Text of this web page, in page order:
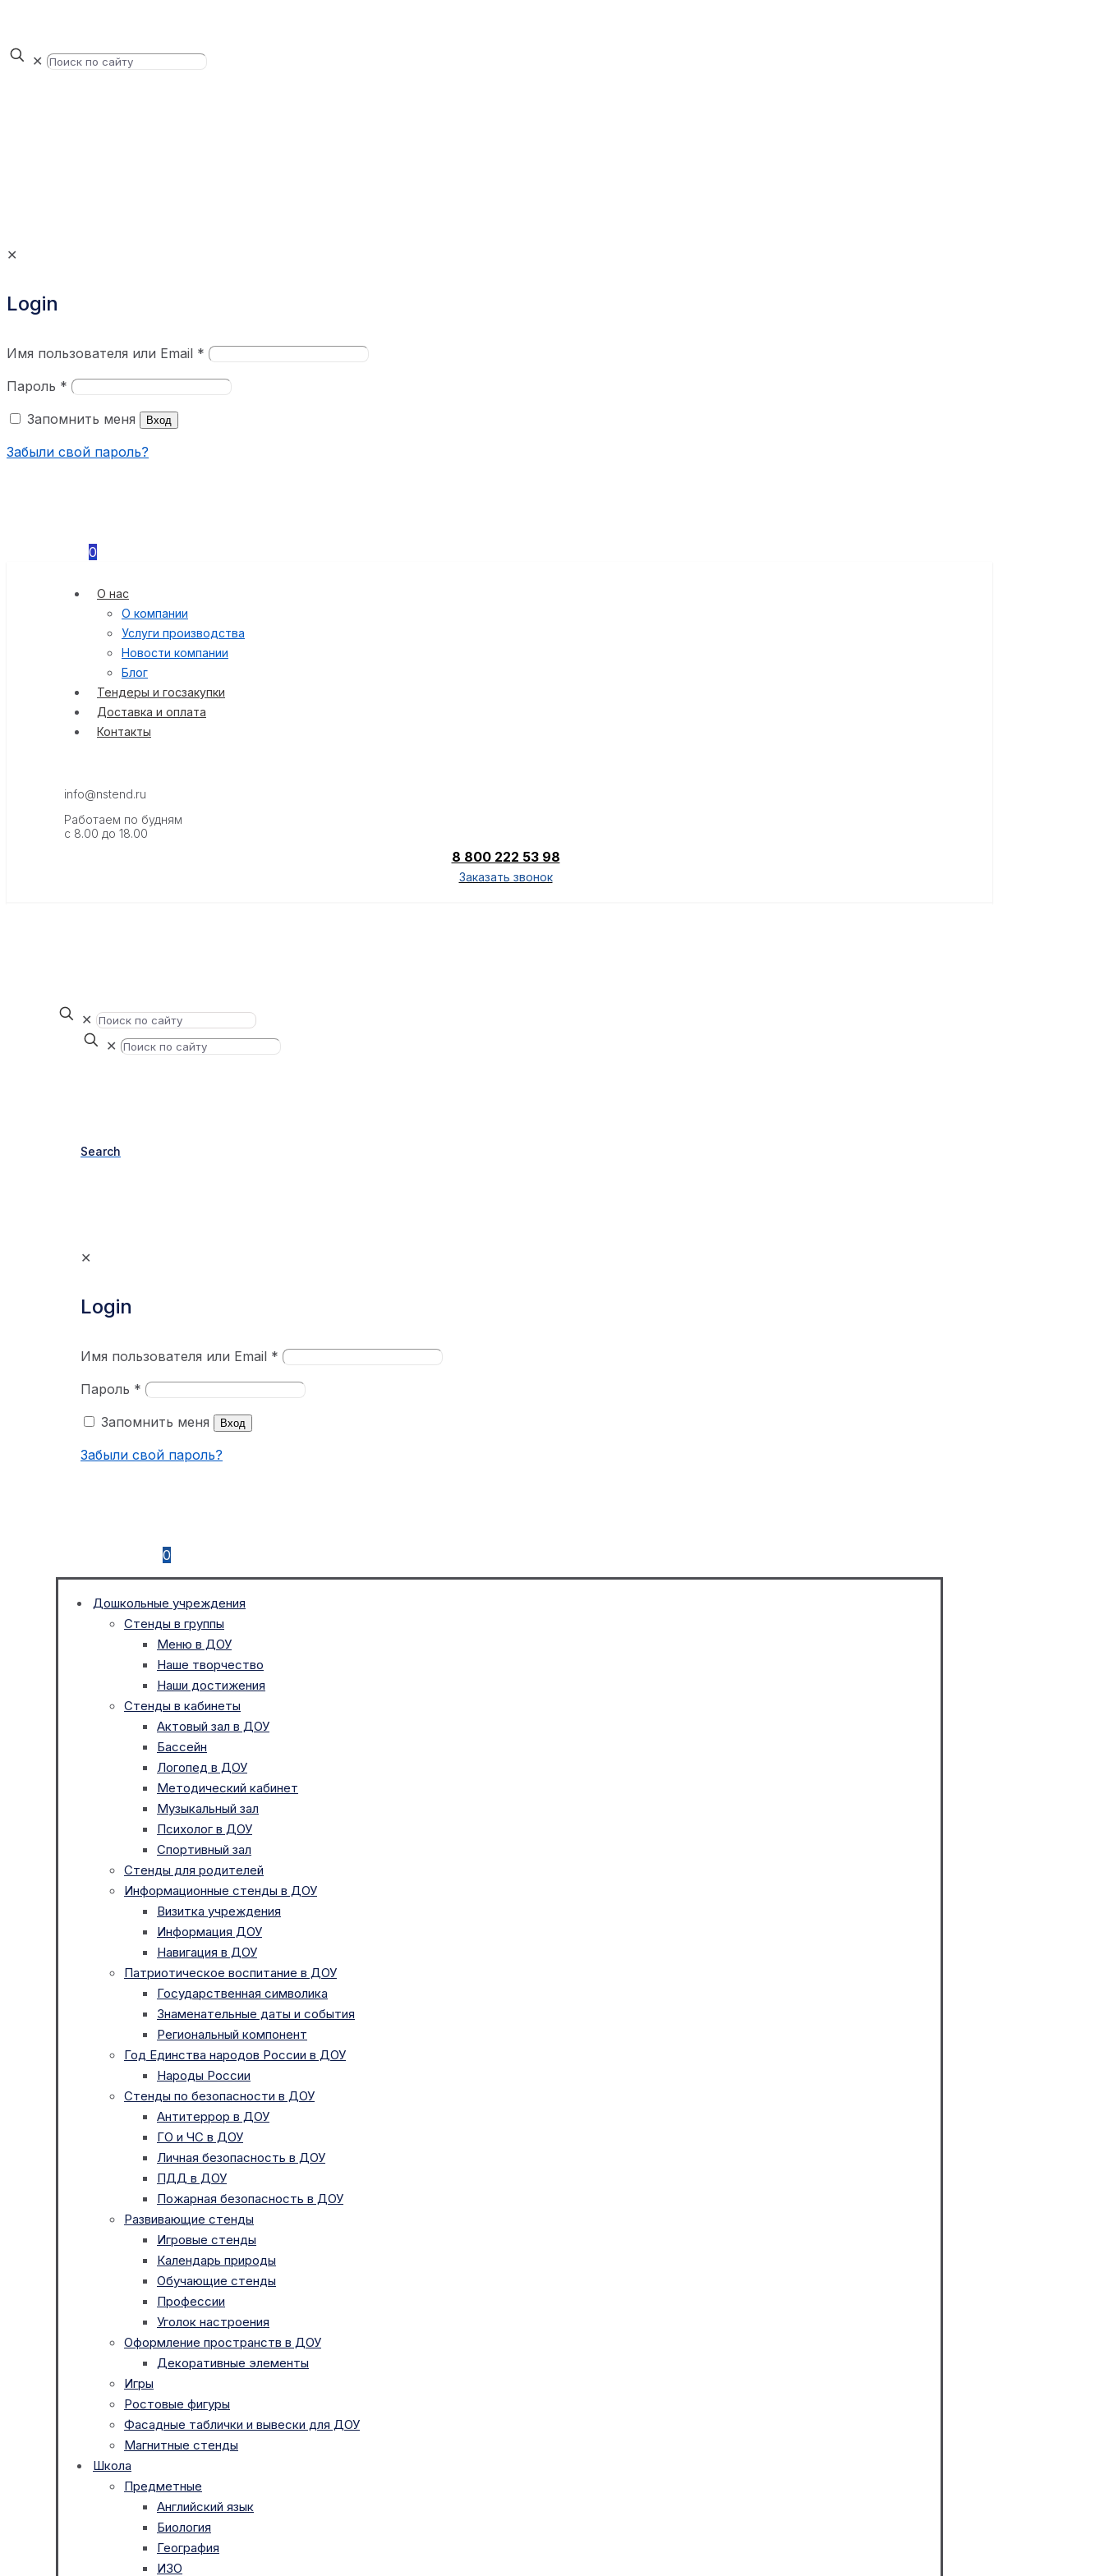
✕
✕
Login
Имя пользователя или Email *
Пароль *
Запомнить меня
Вход
Забыли свой пароль?
0
О нас
О компании
Услуги производства
Новости компании
Блог
Тендеры и госзакупки
Доставка и оплата
Контакты
info@nstend.ru
Работаем по будням
с 8.00 до 18.00
8 800 222 53 98
Заказать звонок
✕
✕
Search
✕
Login
Имя пользователя или Email *
Пароль *
Запомнить меня
Вход
Забыли свой пароль?
0
Дошкольные учреждения
Стенды в группы
Меню в ДОУ
Наше творчество
Наши достижения
Стенды в кабинеты
Актовый зал в ДОУ
Бассейн
Логопед в ДОУ
Методический кабинет
Музыкальный зал
Психолог в ДОУ
Спортивный зал
Стенды для родителей
Информационные стенды в ДОУ
Визитка учреждения
Информация ДОУ
Навигация в ДОУ
Патриотическое воспитание в ДОУ
Государственная символика
Знаменательные даты и события
Региональный компонент
Год Единства народов России в ДОУ
Народы России
Стенды по безопасности в ДОУ
Антитеррор в ДОУ
ГО и ЧС в ДОУ
Личная безопасность в ДОУ
ПДД в ДОУ
Пожарная безопасность в ДОУ
Развивающие стенды
Игровые стенды
Календарь природы
Обучающие стенды
Профессии
Уголок настроения
Оформление пространств в ДОУ
Декоративные элементы
Игры
Ростовые фигуры
Фасадные таблички и вывески для ДОУ
Магнитные стенды
Школа
Предметные
Английский язык
Биология
География
ИЗО